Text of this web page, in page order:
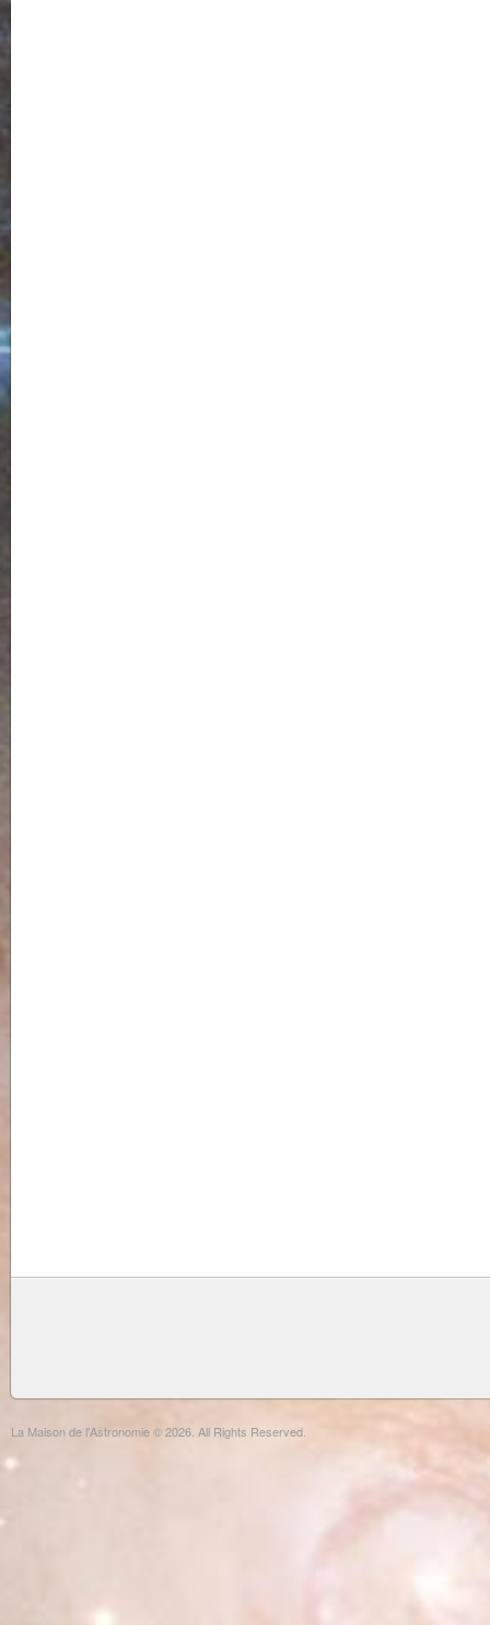
La Maison de l'Astronomie © 2026. All Rights Reserved.